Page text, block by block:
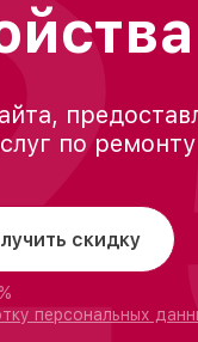
по ремонту
скидку
персональных